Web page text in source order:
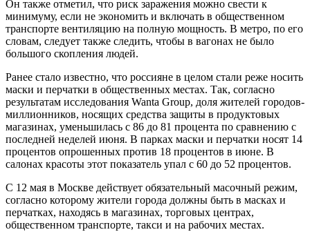
Он также отметил, что риск заражения можно свести к
минимуму, если не экономить и включать в общественном
транспорте вентиляцию на полную мощность. В метро, по его
словам, следует также следить, чтобы в вагонах не было
большого скопления людей.
Ранее стало известно, что россияне в целом стали реже носить
маски и перчатки в общественных местах. Так, согласно
результатам исследования Wanta Group, доля жителей городов-
миллионников, носящих средства защиты в продуктовых
магазинах, уменьшилась с 86 до 81 процента по сравнению с
последней неделей июня. В парках маски и перчатки носят 14
процентов опрошенных против 18 процентов в июне. В
салонах красоты этот показатель упал с 60 до 52 процентов.
С 12 мая в Москве действует обязательный масочный режим,
согласно которому жители города должны быть в масках и
перчатках, находясь в магазинах, торговых центрах,
общественном транспорте, такси и на рабочих местах.